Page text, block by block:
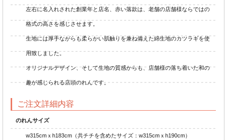
左右に名入れされた創業年と店名、赤い落款は、老舗の店舗様ならではの
格式の高さを感じさせます。
生地には厚手ながらも柔らかい肌触りを兼ね備えた綿生地のカツラギを使
用致しました。
オリジナルデザイン、そして生地の質感からも、店舗様の落ち着いた和の
趣が感じられる店頭のれんです。
ご注文詳細内容
のれんサイズ
w315cmｘh183cm（共チチを含めたサイズ：w315cmｘh190cm）